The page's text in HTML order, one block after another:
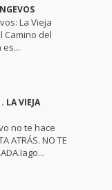
La Vieja
Camino del
LA VIEJA
no te hace
ATRÁS. NO TE